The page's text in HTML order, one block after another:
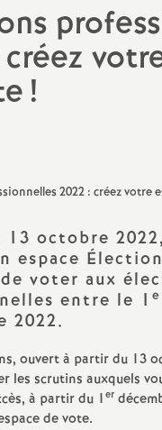
!
octobre
espace
voter aux
entre le 1
2022.
ouvert à partir du 13
les scrutins auxquels
à partir du 1er
de vote.